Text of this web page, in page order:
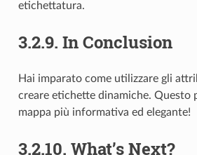
etichettatura.
3.2.9. In Conclusion
Hai imparato come utilizzare gli
creare etichette dinamiche. Questo
mappa più informativa ed elegante!
3.2.10. What’s Next?